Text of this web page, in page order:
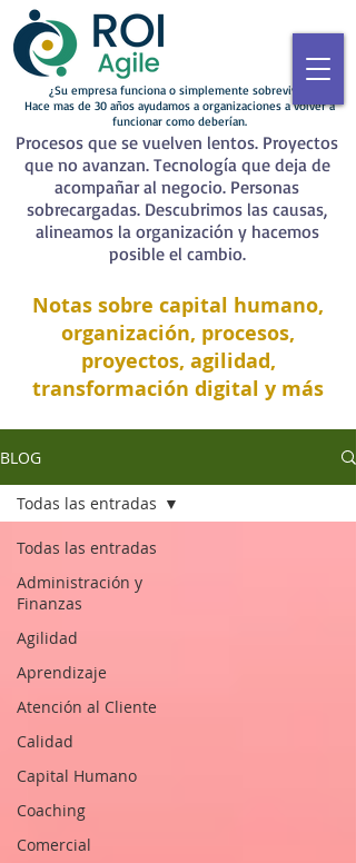
¿Su empresa funciona o simplemente sobrevive?
Hace mas de 30 años ayudamos a organizaciones a volver a
funcionar como deberían.
Procesos que se vuelven lentos. Proyectos
que no avanzan. Tecnología que deja de
acompañar al negocio. Personas
sobrecargadas. Descubrimos las causas,
alineamos la organización y hacemos
posible el cambio.
Notas sobre capital humano,
organización, procesos,
proyectos, agilidad,
transformación digital y más
BLOG
Todas las entradas
Administración y
Finanzas
Agilidad
Aprendizaje
Atención al Cliente
Calidad
Capital Humano
Coaching
Comercial
Todas las entradas